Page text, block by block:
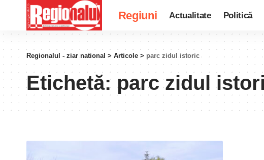
Regiuni Actualitate Politică
Regionalul - ziar national > Articole > parc zidul istoric
Etichetă: parc zidul